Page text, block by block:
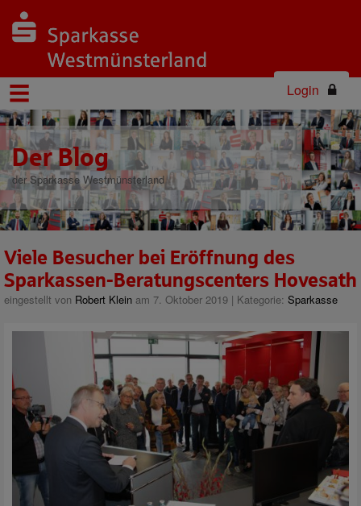
Login
Der Blog
der Sparkasse Westmünsterland
Viele Besucher bei Eröffnung des
Sparkassen-Beratungscenters Hovesath
eingestellt von Robert Klein am 7. Oktober 2019 | Kategorie: Sparkasse